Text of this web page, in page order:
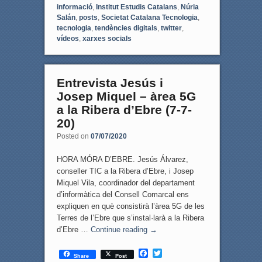
informació, Institut Estudis Catalans, Núria
Salán, posts, Societat Catalana Tecnologia,
tecnologia, tendències digitals, twitter,
vídeos, xarxes socials
Entrevista Jesús i
Josep Miquel – àrea 5G
a la Ribera d’Ebre (7-7-
20)
Posted on 07/07/2020
HORA MÓRA D’EBRE. Jesús Álvarez,
conseller TIC a la Ribera d’Ebre, i Josep
Miquel Vila, coordinador del departament
d’informàtica del Consell Comarcal ens
expliquen en què consistirà l’àrea 5G de les
Terres de l’Ebre que s’instal·larà a la Ribera
d’Ebre … Continue reading →
Share Post
F
T